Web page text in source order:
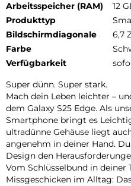
Arbeitsspeicher (RAM)
12
Produkttyp
Bildschirmdiagonale
6,7
Farbe
Verfügbarkeit
Super dünn. Super stark.
Mach dein Leben leichter –
dem Galaxy S25 Edge. Als
Smartphone bringt es
ultradünne Gehäuse liegt
angenehm in deiner Hand.
Design den
Vom Schlüsselbund in deiner
Missgeschicken im Alltag: